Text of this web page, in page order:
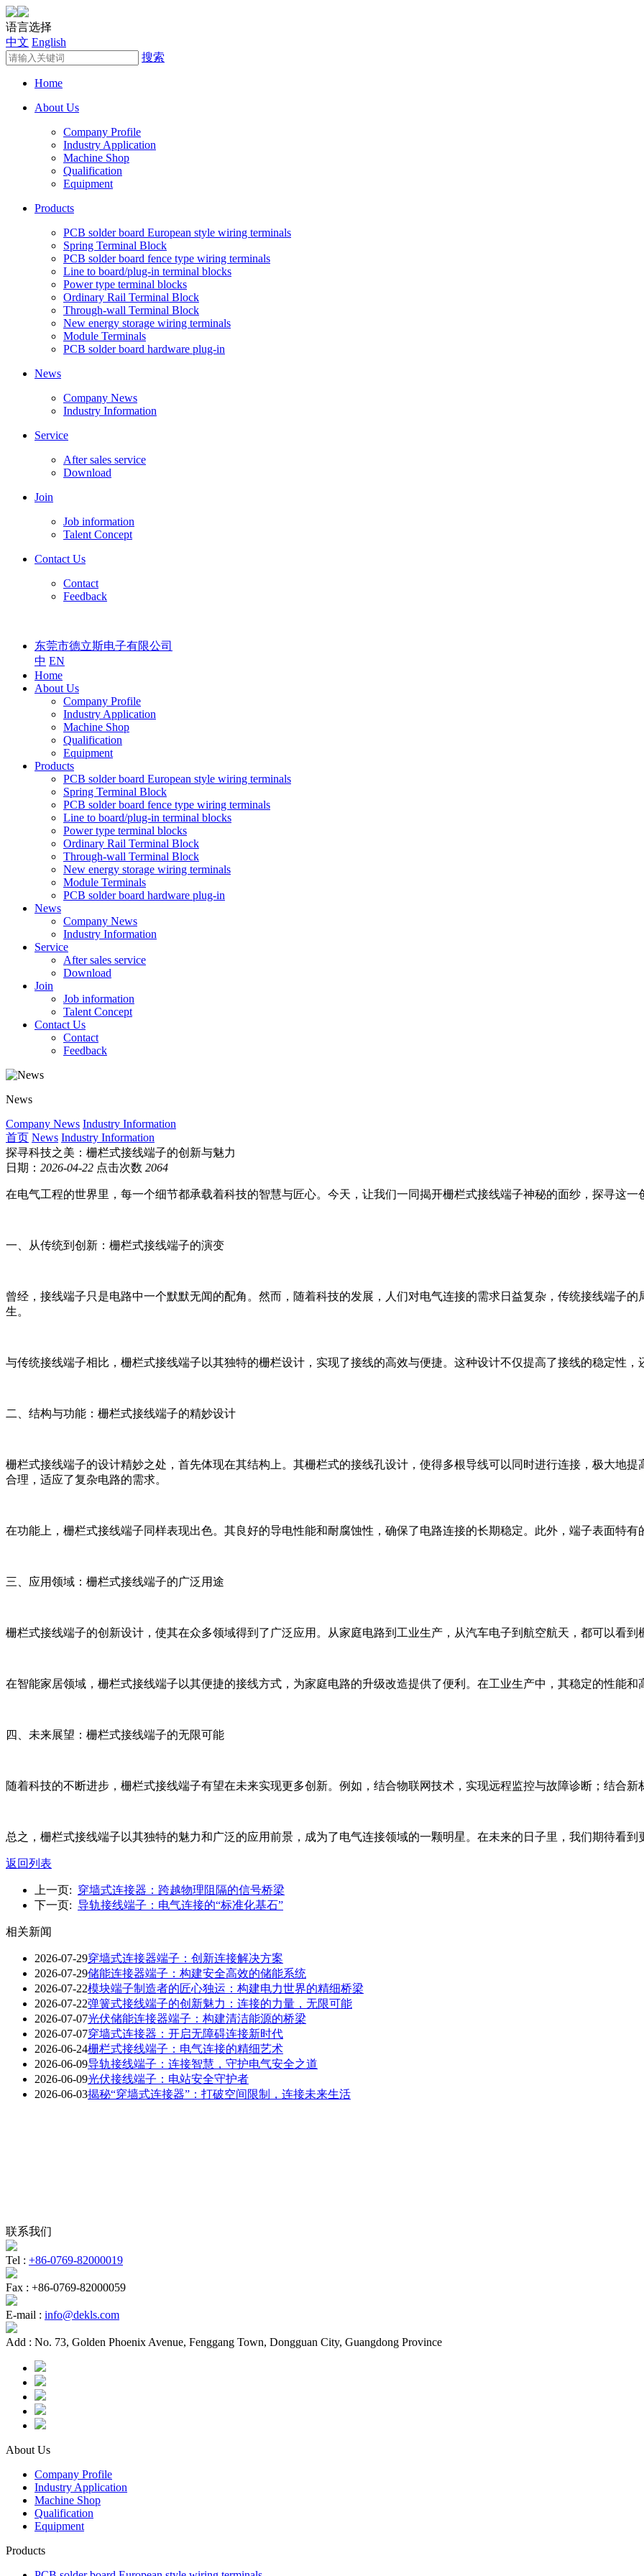
语言选择
中文 English
搜索
Home
About Us
Company Profile
Industry Application
Machine Shop
Qualification
Equipment
Products
PCB solder board European style wiring terminals
Spring Terminal Block
PCB solder board fence type wiring terminals
Line to board/plug-in terminal blocks
Power type terminal blocks
Ordinary Rail Terminal Block
Through-wall Terminal Block
New energy storage wiring terminals
Module Terminals
PCB solder board hardware plug-in
News
Company News
Industry Information
Service
After sales service
Download
Join
Job information
Talent Concept
Contact Us
Contact
Feedback
东莞市德立斯电子有限公司
中 EN
Home
About Us
Company Profile
Industry Application
Machine Shop
Qualification
Equipment
Products
PCB solder board European style wiring terminals
Spring Terminal Block
PCB solder board fence type wiring terminals
Line to board/plug-in terminal blocks
Power type terminal blocks
Ordinary Rail Terminal Block
Through-wall Terminal Block
New energy storage wiring terminals
Module Terminals
PCB solder board hardware plug-in
News
Company News
Industry Information
Service
After sales service
Download
Join
Job information
Talent Concept
Contact Us
Contact
Feedback
News
Company News Industry Information
首页 News Industry Information
探寻科技之美：栅栏式接线端子的创新与魅力
日期： 2026-04-22 点击次数 2064
在电气工程的世界里，每一个细节都承载着科技的智慧与匠心。今天，让我们一同揭开栅栏式接线端子神秘的面纱，探寻这一
一、从传统到创新：栅栏式接线端子的演变
曾经，接线端子只是电路中一个默默无闻的配角。然而，随着科技的发展，人们对电气连接的需求日益复杂，传统接线端子
生。
与传统接线端子相比，栅栏式接线端子以其独特的栅栏设计，实现了接线的高效与便捷。这种设计不仅提高了接线的稳定性，
二、结构与功能：栅栏式接线端子的精妙设计
栅栏式接线端子的设计精妙之处，首先体现在其结构上。其栅栏式的接线孔设计，使得多根导线可以同时进行连接，极大地
合理，适应了复杂电路的需求。
在功能上，栅栏式接线端子同样表现出色。其良好的导电性能和耐腐蚀性，确保了电路连接的长期稳定。此外，端子表面特有
三、应用领域：栅栏式接线端子的广泛用途
栅栏式接线端子的创新设计，使其在众多领域得到了广泛应用。从家庭电路到工业生产，从汽车电子到航空航天，都可以看到
在智能家居领域，栅栏式接线端子以其便捷的接线方式，为家庭电路的升级改造提供了便利。在工业生产中，其稳定的性能和
四、未来展望：栅栏式接线端子的无限可能
随着科技的不断进步，栅栏式接线端子有望在未来实现更多创新。例如，结合物联网技术，实现远程监控与故障诊断；结合新
总之，栅栏式接线端子以其独特的魅力和广泛的应用前景，成为了电气连接领域的一颗明星。在未来的日子里，我们期待看到
返回列表
上一页: 穿墙式连接器：跨越物理阻隔的信号桥梁
下一页: 导轨接线端子：电气连接的“标准化基石”
相关新闻
2026-07-29穿墙式连接器端子：创新连接解决方案
2026-07-29储能连接器端子：构建安全高效的储能系统
2026-07-22模块端子制造者的匠心独运：构建电力世界的精细桥梁
2026-07-22弹簧式接线端子的创新魅力：连接的力量，无限可能
2026-07-07光伏储能连接器端子：构建清洁能源的桥梁
2026-07-07穿墙式连接器：开启无障碍连接新时代
2026-06-24栅栏式接线端子：电气连接的精细艺术
2026-06-09导轨接线端子：连接智慧，守护电气安全之道
2026-06-09光伏接线端子：电站安全守护者
2026-06-03揭秘“穿墙式连接器”：打破空间限制，连接未来生活
联系我们
Tel : +86-0769-82000019
Fax : +86-0769-82000059
E-mail : info@dekls.com
Add : No. 73, Golden Phoenix Avenue, Fenggang Town, Dongguan City, Guangdong Province
About Us
Company Profile
Industry Application
Machine Shop
Qualification
Equipment
Products